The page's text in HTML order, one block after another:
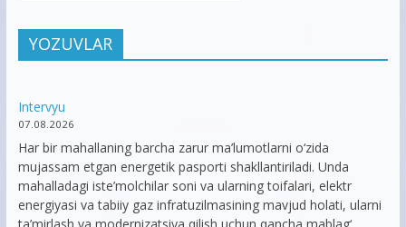
YOZUVLAR
Intervyu
07.08.2026
Har bir mahallaning barcha zarur ma’lumotlarni o‘zida
mujassam etgan energetik pasporti shakllantiriladi. Unda
mahalladagi iste’molchilar soni va ularning toifalari, elektr
energiyasi va tabiiy gaz infratuzilmasining mavjud holati, ularni
ta’mirlash va modernizatsiya qilish uchun qancha mablag‘